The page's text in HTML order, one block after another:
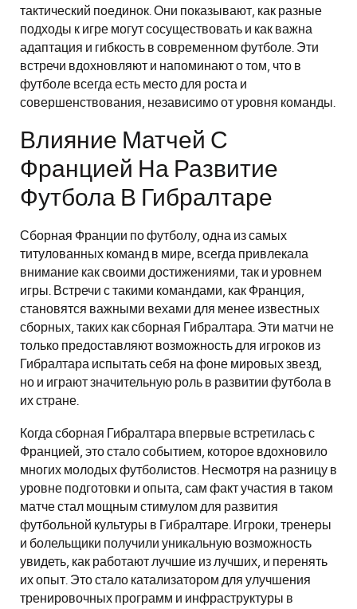
тактический поединок. Они показывают, как разные
подходы к игре могут сосуществовать и как важна
адаптация и гибкость в современном футболе. Эти
встречи вдохновляют и напоминают о том, что в
футболе всегда есть место для роста и
совершенствования, независимо от уровня команды.
Влияние Матчей С
Францией На Развитие
Футбола В Гибралтаре
Сборная Франции по футболу, одна из самых
титулованных команд в мире, всегда привлекала
внимание как своими достижениями, так и уровнем
игры. Встречи с такими командами, как Франция,
становятся важными вехами для менее известных
сборных, таких как сборная Гибралтара. Эти матчи не
только предоставляют возможность для игроков из
Гибралтара испытать себя на фоне мировых звезд,
но и играют значительную роль в развитии футбола в
их стране.
Когда сборная Гибралтара впервые встретилась с
Францией, это стало событием, которое вдохновило
многих молодых футболистов. Несмотря на разницу в
уровне подготовки и опыта, сам факт участия в таком
матче стал мощным стимулом для развития
футбольной культуры в Гибралтаре. Игроки, тренеры
и болельщики получили уникальную возможность
увидеть, как работают лучшие из лучших, и перенять
их опыт. Это стало катализатором для улучшения
тренировочных программ и инфраструктуры в